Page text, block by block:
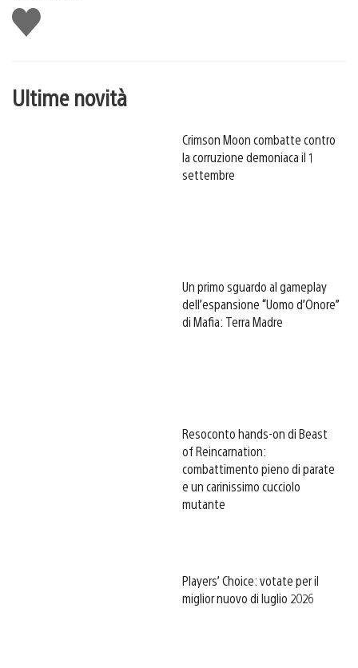
Mi
piace
Ultime novità
Crimson Moon combatte contro
la corruzione demoniaca il 1
settembre
Un primo sguardo al gameplay
dell’espansione “Uomo d’Onore”
di Mafia: Terra Madre
Resoconto hands-on di Beast
of Reincarnation:
combattimento pieno di parate
e un carinissimo cucciolo
mutante
Players’ Choice: votate per il
miglior nuovo di luglio 2026